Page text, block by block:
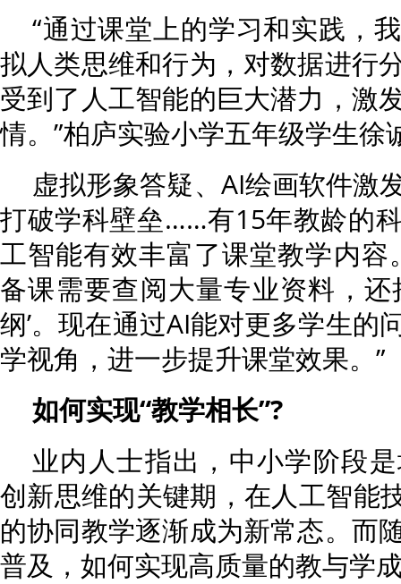
“通过课堂上的学习和实践，
拟人类思维和行为，对数据进行
受到了人工智能的巨大潜力，激
情。”柏庐实验小学五年级学生徐
虚拟形象答疑、AI绘画软件激
打破学科壁垒……有15年教龄的
工智能有效丰富了课堂教学内容
备课需要查阅大量专业资料，还
纲’。现在通过AI能对更多学生的
学视角，进一步提升课堂效果。”
如何实现“教学相长”?
业内人士指出，中小学阶段
创新思维的关键期，在人工智能
的协同教学逐渐成为新常态。而
普及，如何实现高质量的教与学